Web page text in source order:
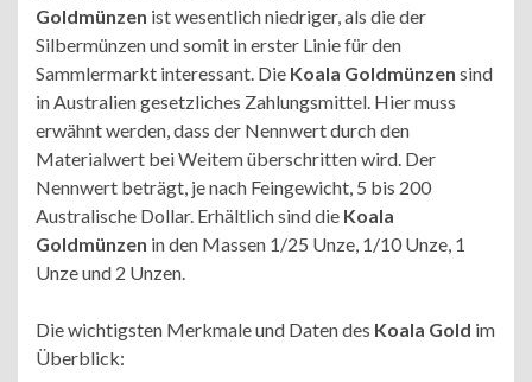
Goldmünzen ist wesentlich niedriger, als die der
Silbermünzen und somit in erster Linie für den
Sammlermarkt interessant. Die Koala Goldmünzen sind
in Australien gesetzliches Zahlungsmittel. Hier muss
erwähnt werden, dass der Nennwert durch den
Materialwert bei Weitem überschritten wird. Der
Nennwert beträgt, je nach Feingewicht, 5 bis 200
Australische Dollar. Erhältlich sind die Koala
Goldmünzen in den Massen 1/25 Unze, 1/10 Unze, 1
Unze und 2 Unzen.
Die wichtigsten Merkmale und Daten des Koala Gold im
Überblick: